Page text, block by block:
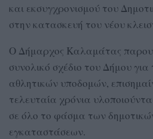
και εκσυγχρονισμού του
στην κατασκευή του νέου
Ο Δήμαρχος Καλαμάτας
συνολικό σχέδιο του Δήμου
αθλητικών υποδομών,
τελευταία χρόνια
σε όλο το φάσμα των
εγκαταστάσεων.